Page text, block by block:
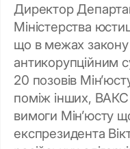
Директор
Міністерства
що в межах
антикорупційним
20 позовів
поміж інших, ВАКС
вимоги Мін’юсту
експрезидента